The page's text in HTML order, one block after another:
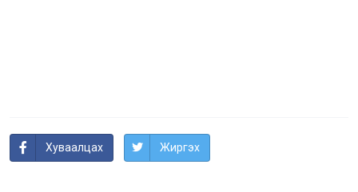
Хуваалцах Жиргэх